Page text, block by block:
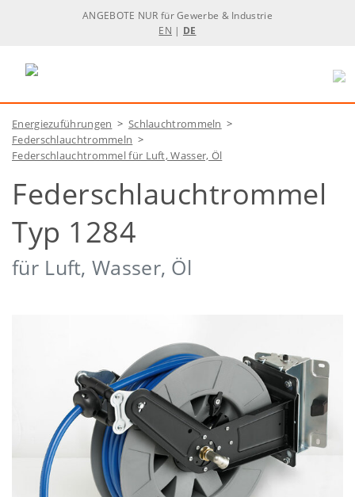
ANGEBOTE NUR für Gewerbe & Industrie
EN | DE
Energiezuführungen > Schlauchtrommeln >
Federschlauchtrommeln >
Federschlauchtrommel für Luft, Wasser, Öl
Federschlauchtrommel
Typ 1284
für Luft, Wasser, Öl